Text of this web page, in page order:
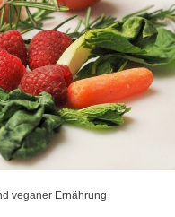
veganer Ernährung